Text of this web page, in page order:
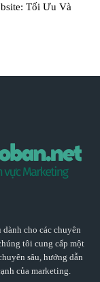
Tối Ưu Và
cho các chuyên
tôi cung cấp một
sâu, hướng dẫn
của marketing.